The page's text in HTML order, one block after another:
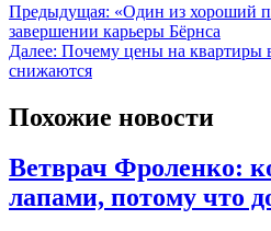
Предыдущая: «Один из хороший
завершении карьеры Бёрнса
Далее: Почему цены на квартиры
снижаются
Похожие новости
Ветврач Фроленко:
лапами, потому что